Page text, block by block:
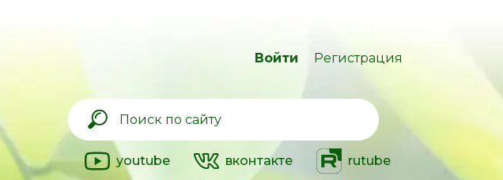
Войти Регистрация
youtube вконтакте
rutube